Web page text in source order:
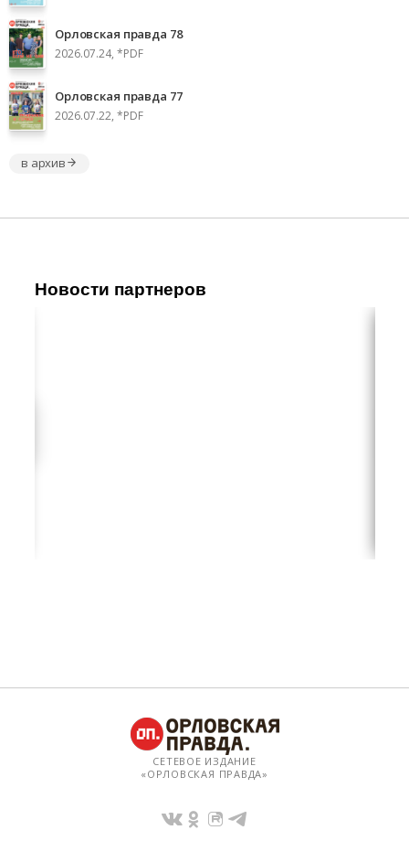
Орловская правда 78
2026.07.24, *PDF
Орловская правда 77
2026.07.22, *PDF
в архив
Новости партнеров
СЕТЕВОЕ ИЗДАНИЕ
«ОРЛОВСКАЯ ПРАВДА»